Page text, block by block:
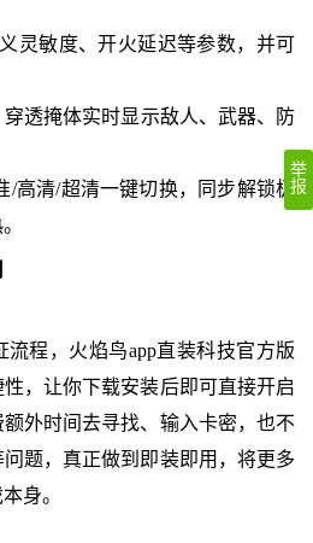
灵敏度、开火延迟等参数，并可
透掩体实时显示敌人、武器、防
/高清/超清一键切换，同步解锁极
程，火焰鸟app直装科技官方版
，让你下载安装后即可直接开启
外时间去寻找、输入卡密，也不
题，真正做到即装即用，将更多
身。
举
报